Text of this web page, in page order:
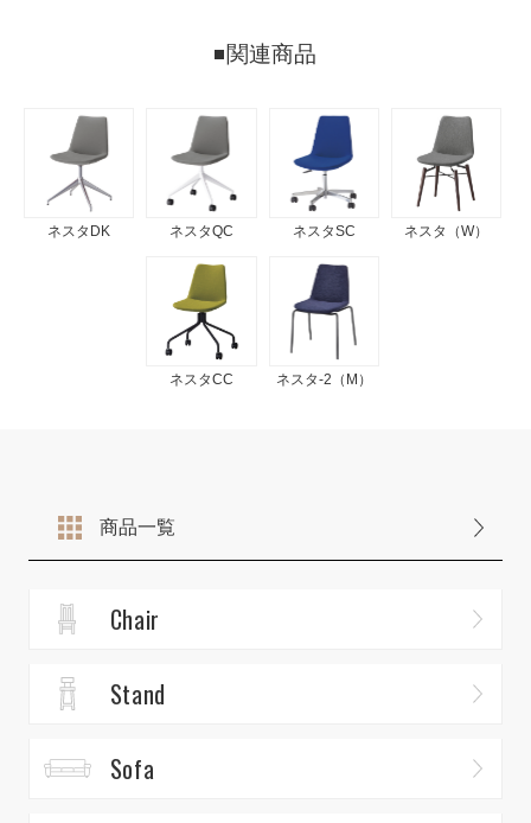
関連商品
ネスタDK ネスタQC ネスタSC ネスタ（W）
ネスタCC ネスタ-2（M）
商品一覧
Chair
Stand
Sofa